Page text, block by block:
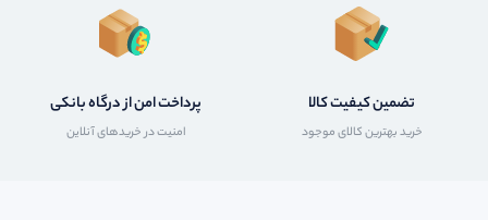
تضمین کیفیت کالا
خرید بهترین کالای موجود
پرداخت امن از درگاه بانکی
امنیت در خریدهای آنلاین